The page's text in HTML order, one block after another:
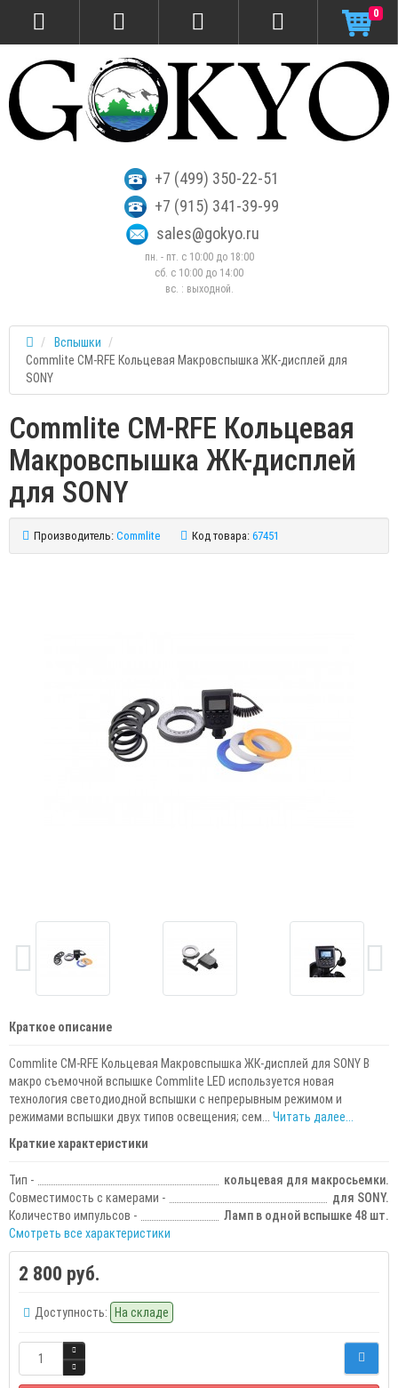
+7 (499) 350-22-51
+7 (915) 341-39-99
sales@gokyo.ru
пн. - пт. с 10:00 до 18:00
сб. c 10:00 до 14:00
вс. : выходной.
0
Вспышки
Commlite CM-RFE Кольцевая Макровспышка ЖК-дисплей для
SONY
Commlite CM-RFE Кольцевая
Макровспышка ЖК-дисплей
для SONY
Производитель: Commlite Код товара: 67451
Краткое описание
Commlite CM-RFE Кольцевая Макровспышка ЖК-дисплей для SONY В
макро съемочной вспышке Commlite LED используется новая
технология светодиодной вспышки с непрерывным режимом и
режимами вспышки двух типов освещения; сем... Читать далее...
Краткие характеристики
Тип -
кольцевая для макросьемки.
Совместимость с камерами -
для SONY.
Количество импульсов -
Ламп в одной вспышке 48 шт.
Смотреть все характеристики
2 800 руб.
Доступность: На складе